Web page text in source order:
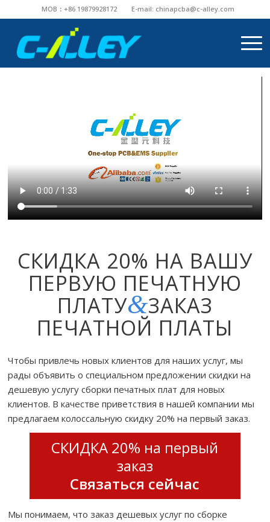
MOB：+86 19879928172 E-mail: chinapcba@c-alley.com
СКИДКА 20% НА ВАШУ
ПЕРВУЮ ПЕЧАТНУЮ
ПЛАТУ&ЗАКАЗ
ПЕЧАТНОЙ ПЛАТЫ
Чтобы привлечь новых клиентов для наших услуг, мы
рады объявить о специальном предложении скидки на
дешевую услугу сборки печатных плат для новых
клиентов. В качестве приветствия в нашей компании мы
предлагаем колоссальную скидку 20% на первый заказ.
СКИДКА 20% на первый
заказ
Связаться сейчас
Мы понимаем, что заказ дешевых услуг по сборке